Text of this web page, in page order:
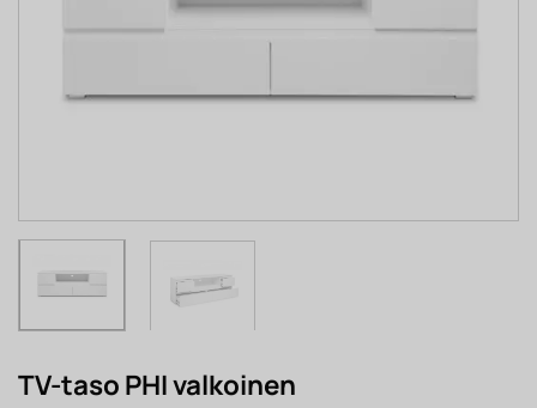
TV-taso PHI valkoinen